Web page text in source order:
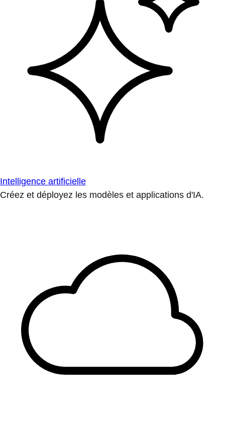
Intelligence artificielle
Créez et déployez les modèles et applications d'IA.